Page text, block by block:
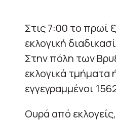
Στις 7:00 το πρωί
εκλογική
Στην πόλη των
εκλογικά τμήματα
εγγεγραμμένοι
Ουρά από